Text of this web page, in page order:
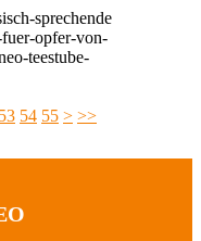
sprechende
fuer-opfer-von-
teestube-
53 54 55 > >>